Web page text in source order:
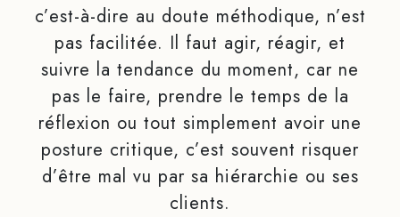
c’est-à-dire au doute méthodique, n’est
pas facilitée. Il faut agir, réagir, et
suivre la tendance du moment, car ne
pas le faire, prendre le temps de la
réflexion ou tout simplement avoir une
posture critique, c’est souvent risquer
d’être mal vu par sa hiérarchie ou ses
clients.